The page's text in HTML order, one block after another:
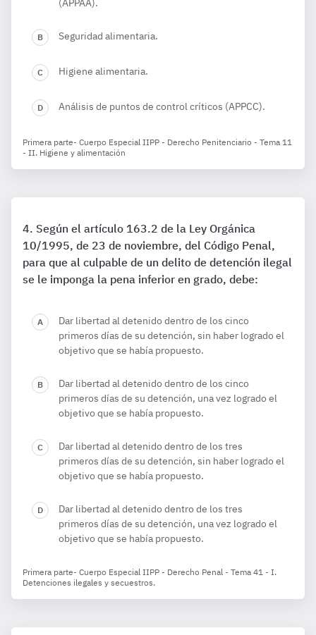
(APPAA).
Seguridad alimentaria.
Higiene alimentaria.
Análisis de puntos de control críticos (APPCC).
Primera parte- Cuerpo Especial IIPP - Derecho Penitenciario - Tema 11
- II. Higiene y alimentación
Según el artículo 163.2 de la Ley Orgánica
10/1995, de 23 de noviembre, del Código Penal,
para que al culpable de un delito de detención ilegal
se le imponga la pena inferior en grado, debe:
Dar libertad al detenido dentro de los cinco
primeros días de su detención, sin haber logrado el
objetivo que se había propuesto.
Dar libertad al detenido dentro de los cinco
primeros días de su detención, una vez logrado el
objetivo que se había propuesto.
Dar libertad al detenido dentro de los tres
primeros días de su detención, sin haber logrado el
objetivo que se había propuesto.
Dar libertad al detenido dentro de los tres
primeros días de su detención, una vez logrado el
objetivo que se había propuesto.
Primera parte- Cuerpo Especial IIPP - Derecho Penal - Tema 41 - I.
Detenciones ilegales y secuestros.